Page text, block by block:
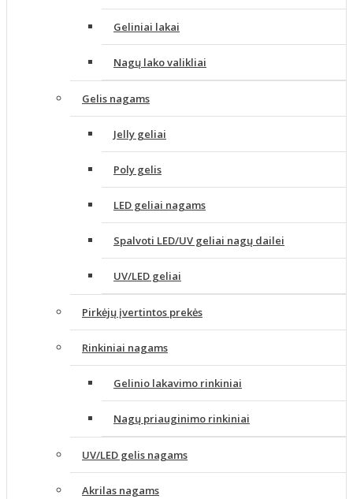
Geliniai lakai
Nagų lako valikliai
Gelis nagams
Jelly geliai
Poly gelis
LED geliai nagams
Spalvoti LED/UV geliai nagų dailei
UV/LED geliai
Pirkėjų įvertintos prekės
Rinkiniai nagams
Gelinio lakavimo rinkiniai
Nagų priauginimo rinkiniai
UV/LED gelis nagams
Akrilas nagams